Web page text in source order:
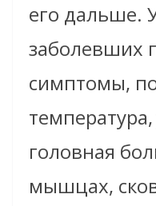
его дальше.
заболевших
симптомы,
температура,
головная
мышцах,